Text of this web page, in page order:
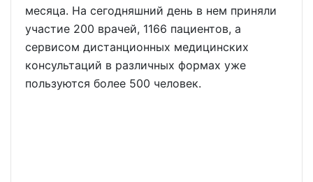
месяца. На сегодняшний день в нем приняли
участие 200 врачей, 1166 пациентов, а
сервисом дистанционных медицинских
консультаций в различных формах уже
пользуются более 500 человек.